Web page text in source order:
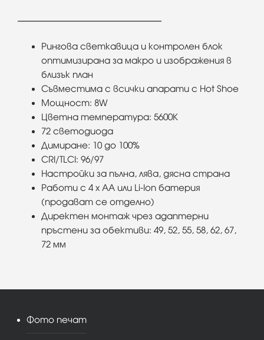
Рингова светкавица и контролен блок
оптимизирана за макро и изображения в
близък план
Съвместима с всички апарати с Hot Shoe
Мощност: 8W
Цветна температура: 5600K
72 светодиода
Димиране: 10 до 100%
CRI/TLCI: 96/97
Настройки за пълна, лява, дясна страна
Работи с 4 x AA или Li-Ion батерия
(продават се отделно)
Директен монтаж чрез адаптерни
пръстени за обективи: 49, 52, 55, 58, 62, 67,
72 мм
Фото печат